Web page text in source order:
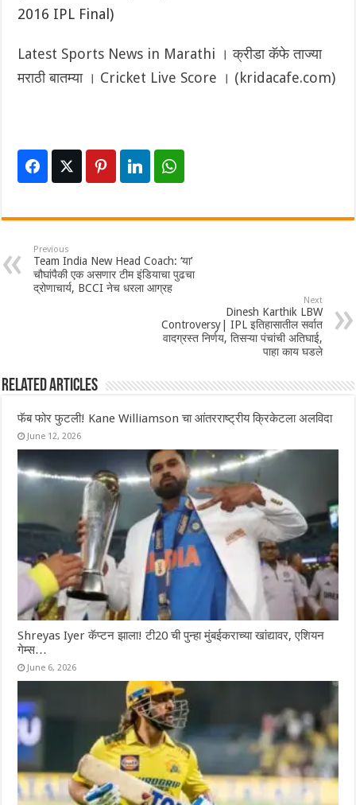
2016 IPL Final)
Latest Sports News in Marathi । क्रीडा कॅफे ताज्या
मराठी बातम्या । Cricket Live Score । (kridacafe.com)
Previous
Team India New Head Coach: ‘या’
चौघांपैकी एक असणार टीम इंडियाचा पुढचा
द्रोणाचार्य, BCCI नेच धरला आग्रह
Next
Dinesh Karthik LBW
Controversy| IPL इतिहासातील सर्वात
वादग्रस्त निर्णय, तिसऱ्या पंचांची अतिघाई,
पाहा काय घडले
Related Articles
फॅब फोर फुटली! Kane Williamson चा आंतरराष्ट्रीय क्रिकेटला अलविदा
June 12, 2026
Shreyas Iyer कॅप्टन झाला! टी20 ची पुन्हा मुंबईकराच्या खांद्यावर, एशियन
गेम्स…
June 6, 2026